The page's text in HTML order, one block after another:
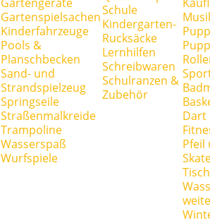
Gartenspielsachen
Kinderfahrzeuge
Pools &
Planschbecken
Sand- und
Strandspielzeug
Springseile
Straßenmalkreide
Trampoline
Wasserspaß
Wurfspiele
Schule
Kindergarten-
Rucksäcke
Lernhilfen
Schreibwaren
Schulranzen &
Zubehör
Dart
Pfeil